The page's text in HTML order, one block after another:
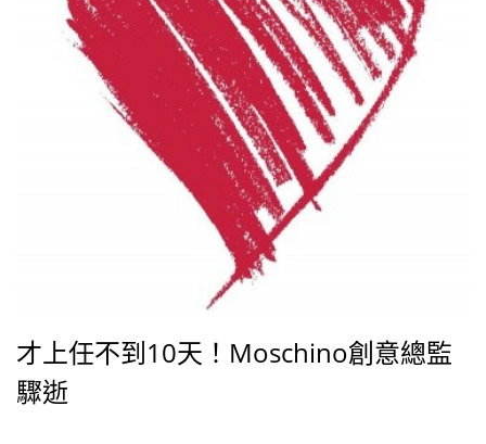
才上任不到10天！Moschino創意總監
驟逝